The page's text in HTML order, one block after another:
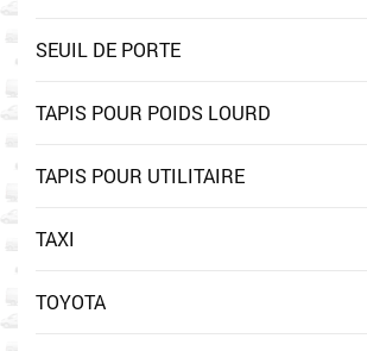
SEUIL DE PORTE
TAPIS POUR POIDS LOURD
TAPIS POUR UTILITAIRE
TAXI
TOYOTA